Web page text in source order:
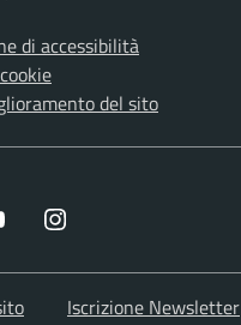
di accessibilità
del sito
Youtube
Iscrizione Newsletter